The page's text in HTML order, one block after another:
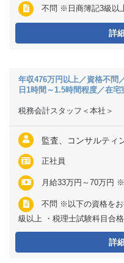
不問 ※日商簿記3級以
詳
年収476万円以上／資格不問
日1時間～1.5時間程度／在宅
税務会計スタッフ＜本社＞
監査、コンサルティ
正社員
月給33万円～70万円 ※経験・能力など考慮の上、決定いたし
不問 ※以下の資格を
級以上 ・税理士試験科目合格
詳